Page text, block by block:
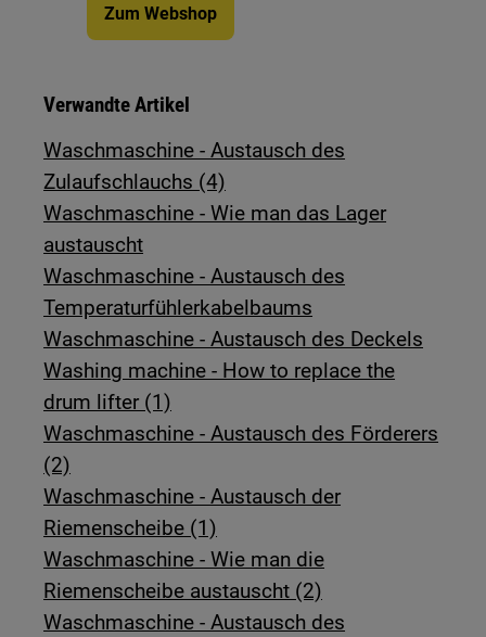
Zum Webshop
Verwandte Artikel
Waschmaschine - Austausch des
Zulaufschlauchs (4)
Waschmaschine - Wie man das Lager
austauscht
Waschmaschine - Austausch des
Temperaturfühlerkabelbaums
Waschmaschine - Austausch des Deckels
Washing machine - How to replace the
drum lifter (1)
Waschmaschine - Austausch des Förderers
(2)
Waschmaschine - Austausch der
Riemenscheibe (1)
Waschmaschine - Wie man die
Riemenscheibe austauscht (2)
Waschmaschine - Austausch des